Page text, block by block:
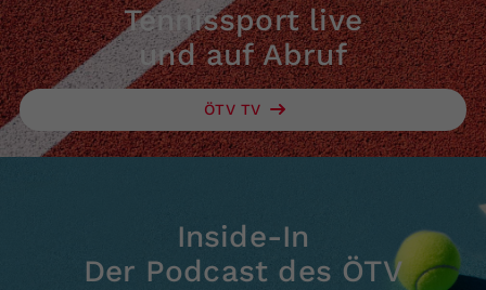
Tennissport live
und auf Abruf
ÖTV TV
Inside-In
Der Podcast des ÖTV